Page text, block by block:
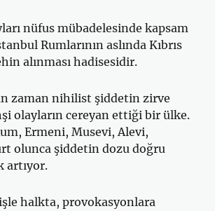
nüfus mübadelesinde kapsam
Rumlarının aslında Kıbrıs
alınması hadisesidir.
zaman nihilist şiddetin zirve
olayların cereyan ettiği bir ülke.
Ermeni, Musevi, Alevi,
olunca şiddetin dozu doğru
artıyor.
halkta, provokasyonlara